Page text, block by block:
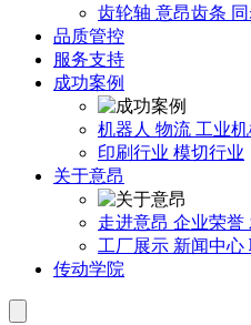
齿轮轴 意昂齿条
品质管控
服务支持
成功案例
机器人 物流 工业
印刷行业 模切行业
关于意昂
走进意昂 企业荣誉
工厂展示 新闻中心
传动学院